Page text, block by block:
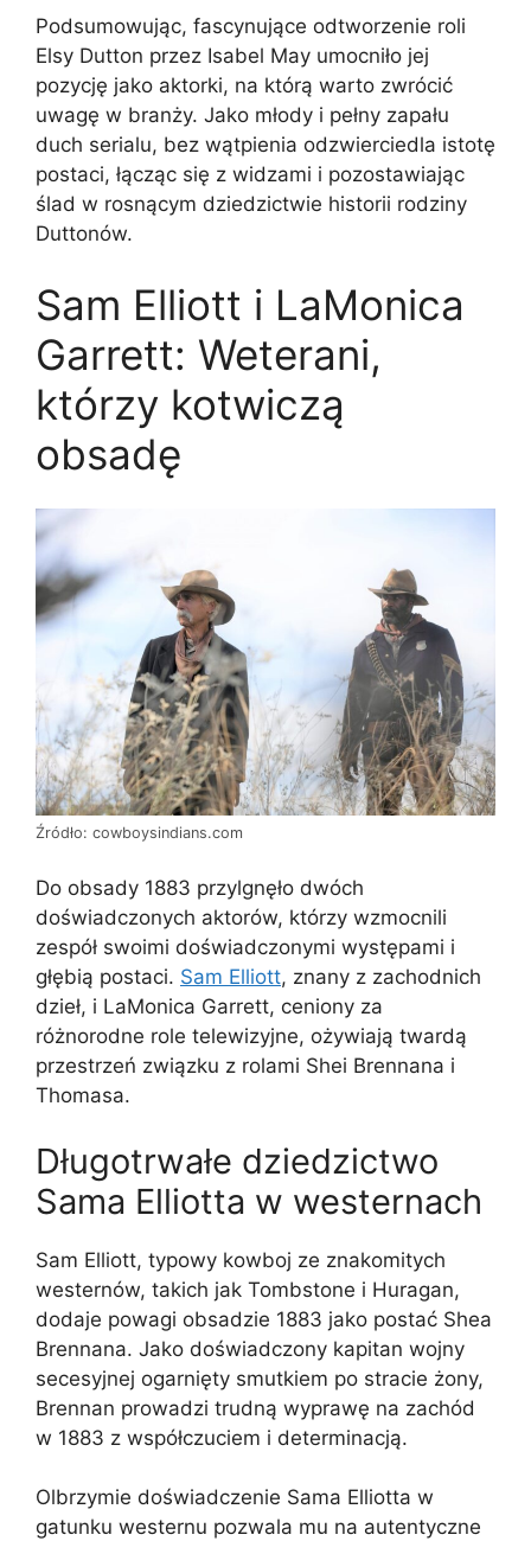
Podsumowując, fascynujące odtworzenie roli
Elsy Dutton przez Isabel May umocniło jej
pozycję jako aktorki, na którą warto zwrócić
uwagę w branży. Jako młody i pełny zapału
duch serialu, bez wątpienia odzwierciedla istotę
postaci, łącząc się z widzami i pozostawiając
ślad w rosnącym dziedzictwie historii rodziny
Duttonów.
Sam Elliott i LaMonica
Garrett: Weterani,
którzy kotwiczą
obsadę
Źródło: cowboysindians.com
Do obsady 1883 przylgnęło dwóch
doświadczonych aktorów, którzy wzmocnili
zespół swoimi doświadczonymi występami i
głębią postaci. Sam Elliott, znany z zachodnich
dzieł, i LaMonica Garrett, ceniony za
różnorodne role telewizyjne, ożywiają twardą
przestrzeń związku z rolami Shei Brennana i
Thomasa.
Długotrwałe dziedzictwo
Sama Elliotta w westernach
Sam Elliott, typowy kowboj ze znakomitych
westernów, takich jak Tombstone i Huragan,
dodaje powagi obsadzie 1883 jako postać Shea
Brennana. Jako doświadczony kapitan wojny
secesyjnej ogarnięty smutkiem po stracie żony,
Brennan prowadzi trudną wyprawę na zachód
w 1883 z współczuciem i determinacją.
Olbrzymie doświadczenie Sama Elliotta w
gatunku westernu pozwala mu na autentyczne